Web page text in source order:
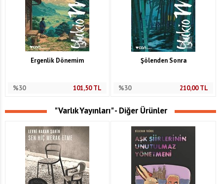
Ergenlik Dönemim
%30 101,50TL
Şölenden Sonra
%30 210,00TL
"Varlık Yayınları" - Diğer Ürünler